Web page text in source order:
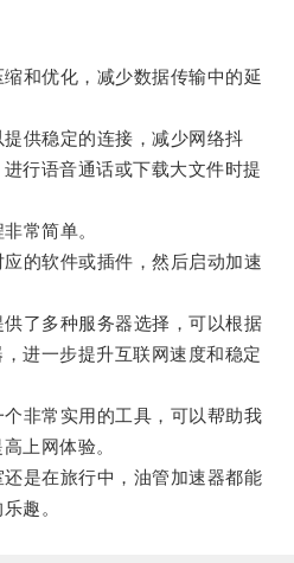
优化，减少数据传输中的延
供稳定的连接，减少网络抖
行语音通话或下载大文件时提
常简单。
软件或插件，然后启动加速
了多种服务器选择，可以根据
进一步提升互联网速度和稳定
非常实用的工具，可以帮助我
上网体验。
是在旅行中，油管加速器都能
趣。